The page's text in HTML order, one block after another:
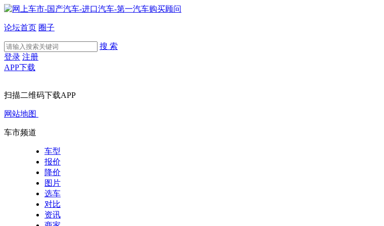
论坛首页 圈子
搜 索
登录 注册
APP下载
扫描二维码下载APP
网站地图
车市频道
车型
报价
降价
图片
选车
对比
资讯